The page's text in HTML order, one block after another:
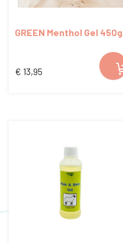
GREEN Menthol Gel 450g
€ 13,95